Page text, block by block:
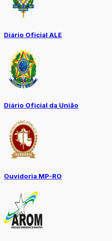
Diário Oficial ALE
Diário Oficial da União
Ouvidoria MP-RO